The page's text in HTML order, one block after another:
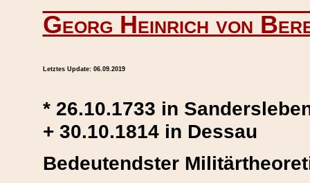
Georg Heinrich von
Letztes Update: 06.09.2019
* 26.10.1733 in
+ 30.10.1814 in Dessau
Bedeutendster